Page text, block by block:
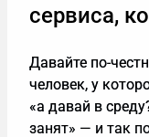
интересны
упустить
расскажу,
сервиса,
Давайте по-
человек, у
«а давай в
занят» — и так